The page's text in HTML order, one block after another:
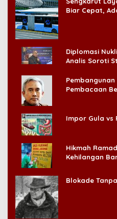
Biar Cepat,
Diplomasi
Analis Soroti
Pembacaan
Impor Gula vs
Hikmah
Kehilangan
Blokade